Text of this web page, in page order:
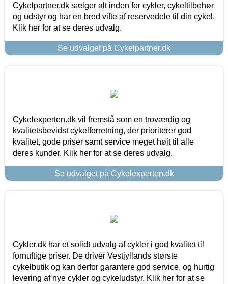
Cykelpartner.dk sælger alt inden for cykler, cykeltilbehør
og udstyr og har en bred vifte af reservedele til din cykel.
Klik her for at se deres udvalg.
Se udvalget på Cykelpartner.dk
Cykelexperten.dk vil fremstå som en troværdig og
kvalitetsbevidst cykelforretning, der prioriterer god
kvalitet, gode priser samt service meget højt til alle
deres kunder. Klik her for at se deres udvalg.
Se udvalget på Cykelexperten.dk
Cykler.dk har et solidt udvalg af cykler i god kvalitet til
fornuftige priser. De driver Vestjyllands største
cykelbutik og kan derfor garantere god service, og hurtig
levering af nye cykler og cykeludstyr. Klik her for at se